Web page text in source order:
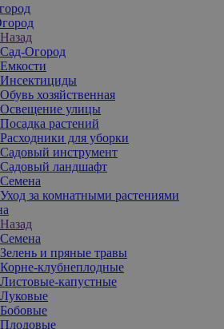
Назад
Сад-Огород
Емкости
Инсектициды
Обувь хозяйственная
Освещение улицы
Посадка растений
Расходники для уборки
Садовый инструмент
Садовый ландшафт
Семена
Уход за комнатными растениями
Назад
Семена
Зелень и пряные травы
Корне-клубнеплодные
Листовые-капустные
Луковые
Бобовые
Плодовые